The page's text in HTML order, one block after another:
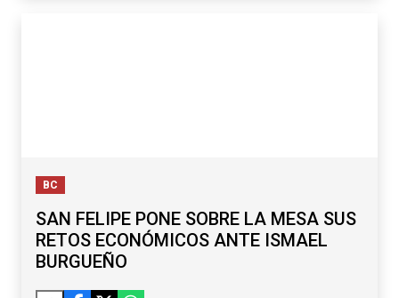
BC
SAN FELIPE PONE SOBRE LA MESA SUS
RETOS ECONÓMICOS ANTE ISMAEL
BURGUEÑO